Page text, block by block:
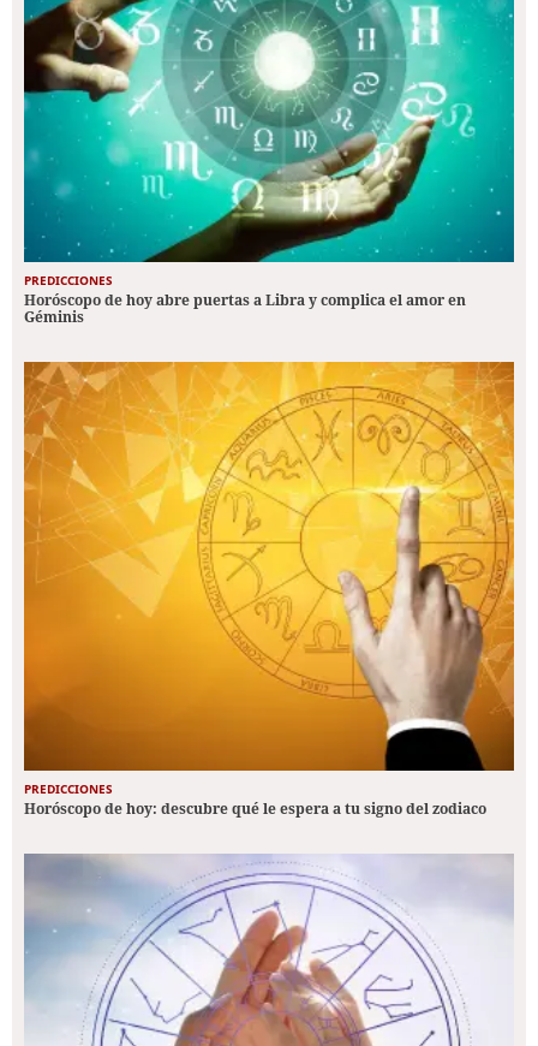
PREDICCIONES
Horóscopo de hoy abre puertas a Libra y complica el amor en
Géminis
PREDICCIONES
Horóscopo de hoy: descubre qué le espera a tu signo del zodiaco